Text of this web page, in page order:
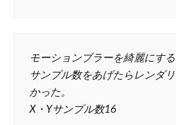
モーションブラーを綺麗にす
サンプル数をあげたらレンダ
かった。
X・Yサンプル数16